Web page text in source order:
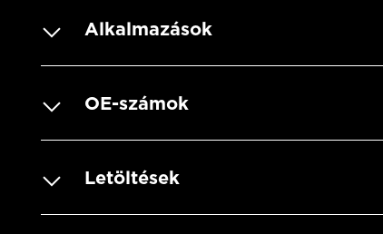
Alkalmazások
OE-számok
Letöltések